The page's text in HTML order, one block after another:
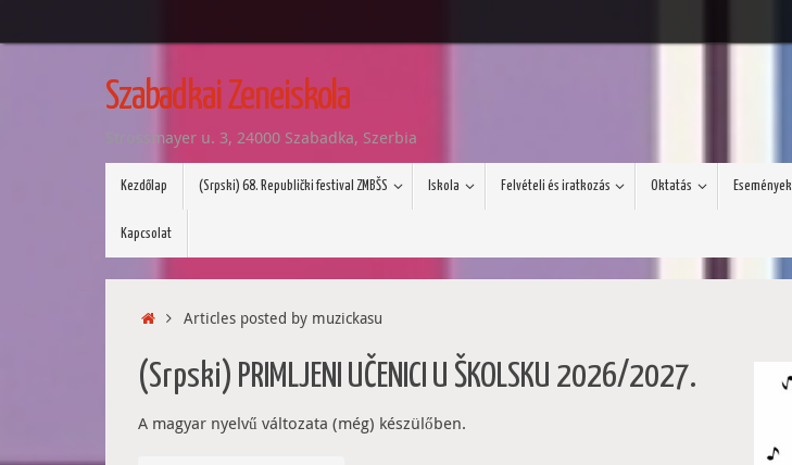
Tovább
Szabadkai Zeneiskola
Strossmayer u. 3, 24000 Szabadka, Szerbia
Kezdőlap (Srpski) 68. Republički festival ZMBŠS Iskola Felvételi és iratkozás Oktatás Események
Kapcsolat
HomeArticles posted by muzickasu
(Srpski) PRIMLJENI UČENICI U ŠKOLSKU 2026/2027.
A magyar nyelvű változata (még) készülőben.